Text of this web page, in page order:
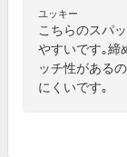
ユッキー
こちらのスパ
やすいです｡締
ッチ性がある
にくいです｡